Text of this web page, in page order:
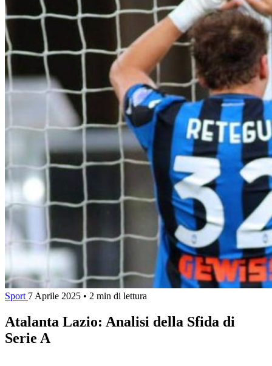
Sport 7 Aprile 2025 • 2 min di lettura
Atalanta Lazio: Analisi della Sfida di
Serie A